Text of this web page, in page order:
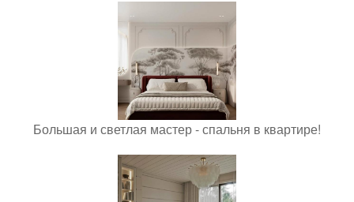
Большая и светлая мастер - спальня в квартире!